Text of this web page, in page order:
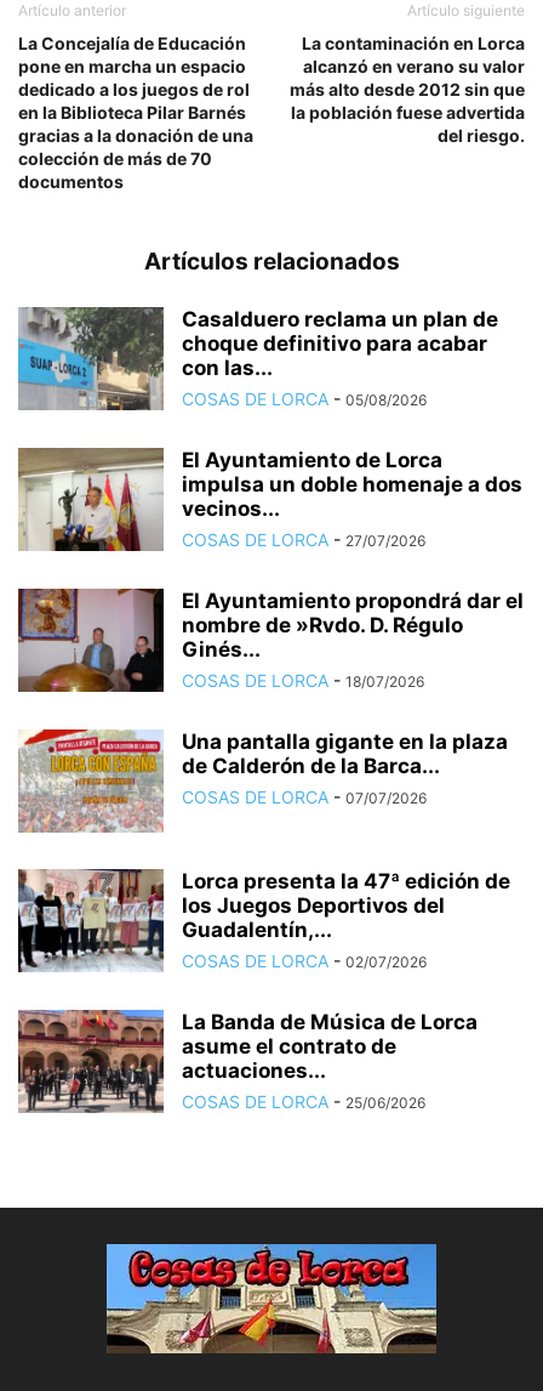
Artículo anterior
La Concejalía de Educación
pone en marcha un espacio
dedicado a los juegos de rol
en la Biblioteca Pilar Barnés
gracias a la donación de una
colección de más de 70
documentos
Artículo siguiente
La contaminación en Lorca
alcanzó en verano su valor
más alto desde 2012 sin que
la población fuese advertida
del riesgo.
Artículos relacionados
Casalduero reclama un plan de
choque definitivo para acabar
con las...
COSAS DE LORCA - 05/08/2026
El Ayuntamiento de Lorca
impulsa un doble homenaje a dos
vecinos...
COSAS DE LORCA - 27/07/2026
El Ayuntamiento propondrá dar el
nombre de »Rvdo. D. Régulo
Ginés...
COSAS DE LORCA - 18/07/2026
Una pantalla gigante en la plaza
de Calderón de la Barca...
COSAS DE LORCA - 07/07/2026
Lorca presenta la 47ª edición de
los Juegos Deportivos del
Guadalentín,...
COSAS DE LORCA - 02/07/2026
La Banda de Música de Lorca
asume el contrato de
actuaciones...
COSAS DE LORCA - 25/06/2026